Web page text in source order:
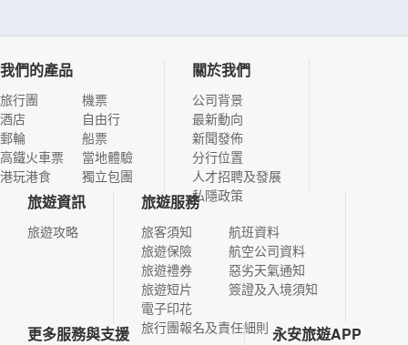
我們的產品
旅行團
酒店
郵輪
高鐵火車票
港玩港食
機票
自由行
船票
當地體驗
獨立包團
關於我們
公司背景
最新動向
新聞發佈
分行位置
人才招聘及發展
私隱政策
旅遊資訊
旅遊攻略
旅遊服務
旅客須知
旅遊保險
旅遊禮券
旅遊短片
電子印花
航班資料
航空公司資料
惡劣天氣通知
簽證及入境須知
旅行團報名及責任細則
更多服務與支援 永安旅遊APP